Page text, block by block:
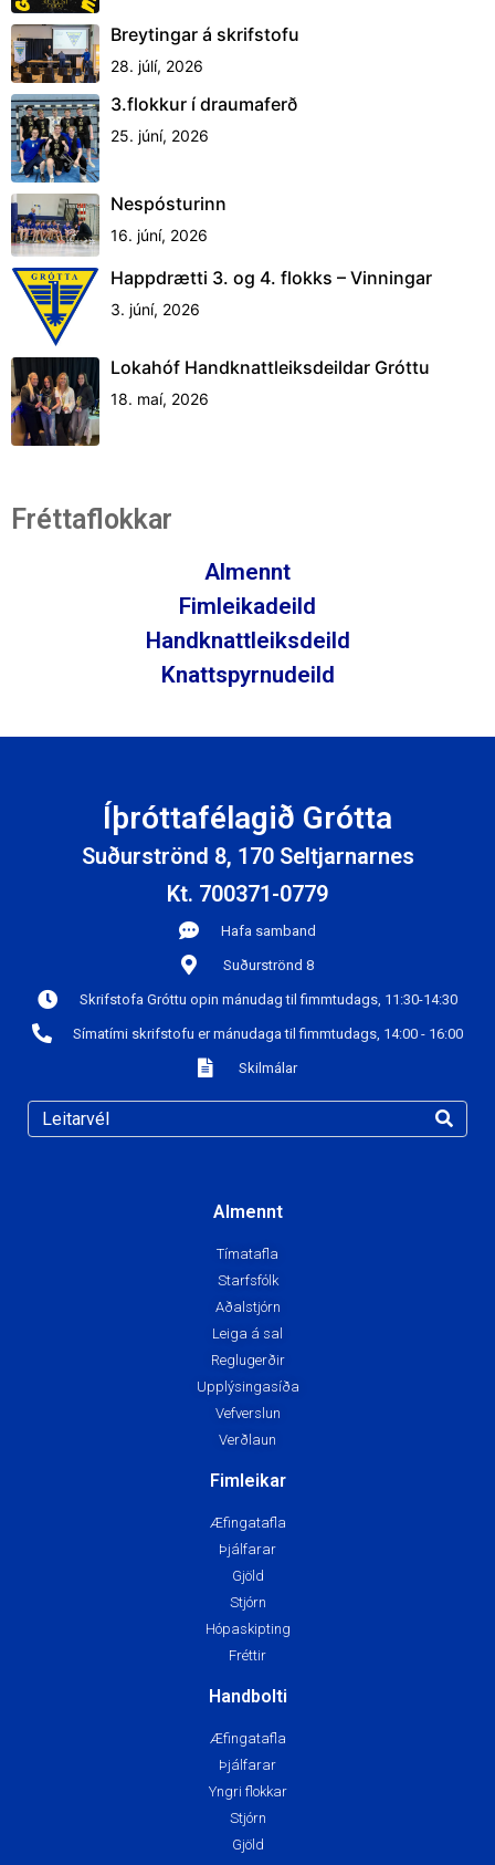
Breytingar á skrifstofu
28. júlí, 2026
3.flokkur í draumaferð
25. júní, 2026
Nespósturinn
16. júní, 2026
Happdrætti 3. og 4. flokks – Vinningar
3. júní, 2026
Lokahóf Handknattleiksdeildar Gróttu
18. maí, 2026
Fréttaflokkar
Almennt
Fimleikadeild
Handknattleiksdeild
Knattspyrnudeild
Íþróttafélagið Grótta
Suðurströnd 8, 170 Seltjarnarnes
Kt. 700371-0779
Hafa samband
Suðurströnd 8
Skrifstofa Gróttu opin mánudag til fimmtudags, 11:30-14:30
Símatími skrifstofu er mánudaga til fimmtudags, 14:00 - 16:00
Skilmálar
Almennt
Tímatafla
Starfsfólk
Aðalstjórn
Leiga á sal
Reglugerðir
Upplýsingasíða
Vefverslun
Verðlaun
Fimleikar
Æfingatafla
Þjálfarar
Gjöld
Stjórn
Hópaskipting
Fréttir
Handbolti
Æfingatafla
Þjálfarar
Yngri flokkar
Stjórn
Gjöld